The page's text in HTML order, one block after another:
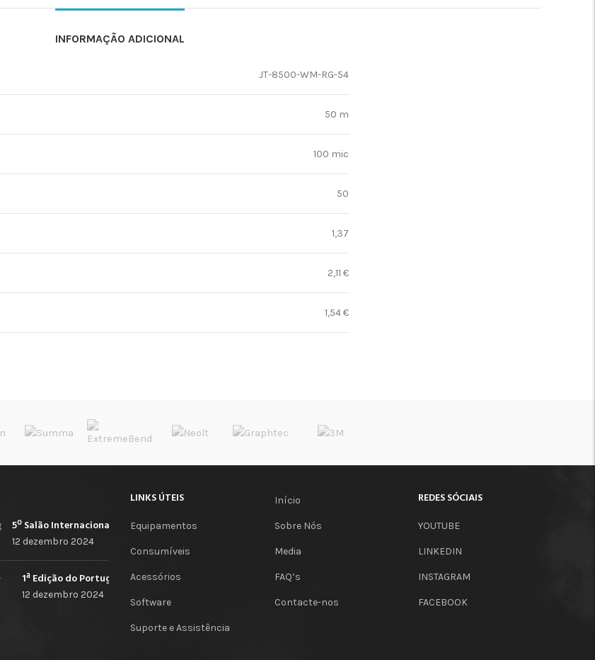
INFORMAÇÃO ADICIONAL
JT-8500-WM-RG-54
50 m
100 mic
50
1,37
2,11 €
1,54 €
12 dezembro 2024
1ª Edição do Portugal Print
12 dezembro 2024
LINKS ÚTEIS
Equipamentos
Consumíveis
Acessórios
Software
Suporte e Assistência
Início
Sobre Nós
Media
FAQ’s
Contacte-nos
REDES SÓCIAIS
YOUTUBE
LINKEDIN
INSTAGRAM
FACEBOOK